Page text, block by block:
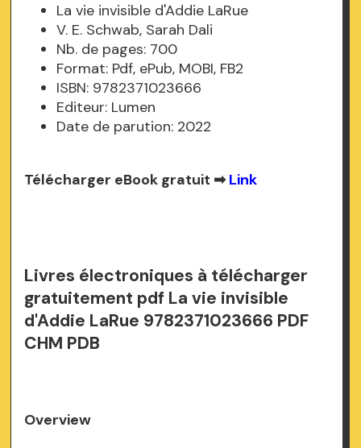
La vie invisible d'Addie LaRue
V. E. Schwab, Sarah Dali
Nb. de pages: 700
Format: Pdf, ePub, MOBI, FB2
ISBN: 9782371023666
Editeur: Lumen
Date de parution: 2022
Télécharger eBook gratuit ➡Link
Livres électroniques à télécharger
gratuitement pdf La vie invisible
d'Addie LaRue 9782371023666 PDF
CHM PDB
Overview